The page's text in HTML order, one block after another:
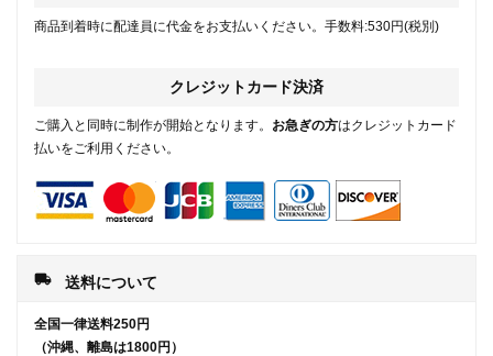
商品到着時に配達員に代金をお支払いください。手数料:530円(税別)
クレジットカード決済
ご購入と同時に制作が開始となります。 お急ぎの方はクレジットカード
払いをご利用ください。
local_shipping 送料について
全国一律送料250円
（沖縄、離島は1800円）